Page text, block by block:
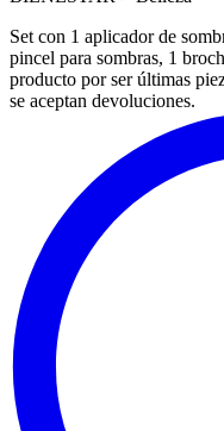
Set con 1 aplicador de
pincel para sombras, 1
producto por ser últimas
se aceptan devoluciones.